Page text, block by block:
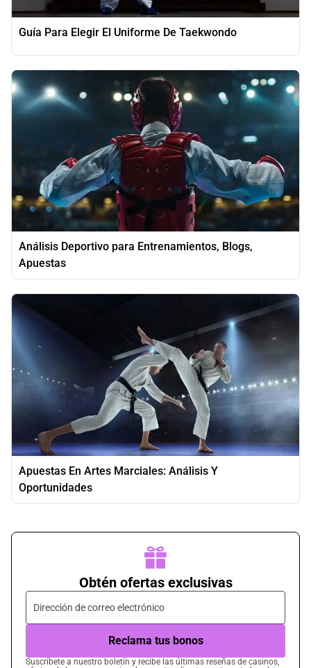
Guía Para Elegir El Uniforme De Taekwondo
Análisis Deportivo para Entrenamientos, Blogs,
Apuestas
Apuestas En Artes Marciales: Análisis Y
Oportunidades
Obtén ofertas exclusivas
Suscríbete a nuestro boletín y recibe las últimas reseñas de casinos,